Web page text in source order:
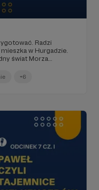
Radzi
w Hurgadzie.
świat Morza
bajkowy świat. Świat
morskich stworzeń. Tu
+6